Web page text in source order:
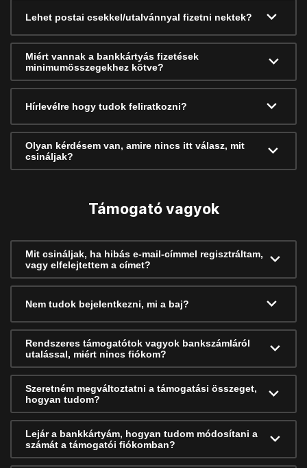
Lehet postai csekkel/utalvánnyal fizetni nektek?
Miért vannak a bankkártyás fizetések
minimumösszegekhez kötve?
Hírlevélre hogy tudok feliratkozni?
Olyan kérdésem van, amire nincs itt válasz, mit
csináljak?
Támogató vagyok
Mit csináljak, ha hibás e-mail-címmel regisztráltam,
vagy elfelejtettem a címet?
Nem tudok bejelentkezni, mi a baj?
Rendszeres támogatótok vagyok bankszámláról
utalással, miért nincs fiókom?
Szeretném megváltoztatni a támogatási összeget,
hogyan tudom?
Lejár a bankkártyám, hogyan tudom módosítani a
számát a támogatói fiókomban?